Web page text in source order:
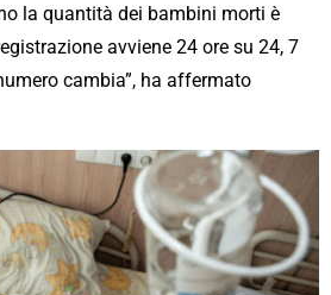
la quantità dei bambini morti è
avviene 24 ore su 24, 7
cambia”, ha affermato